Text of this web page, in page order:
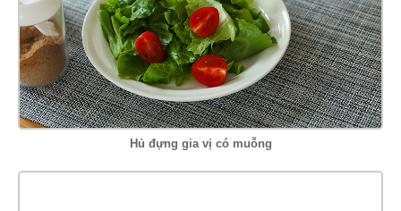
Hủ đựng gia vị có muỗng